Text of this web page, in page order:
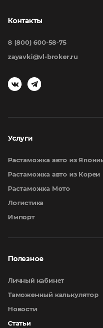
Услуги
Растаможка авто из
Растаможка авто из Кореи
Растаможка Мото
Логистика
Импорт
Полезное
Личный кабинет
Таможенный калькулятор
Новости
Статьи
Контакты
8 (800) 600-58-75
zayavki@vl-broker.ru